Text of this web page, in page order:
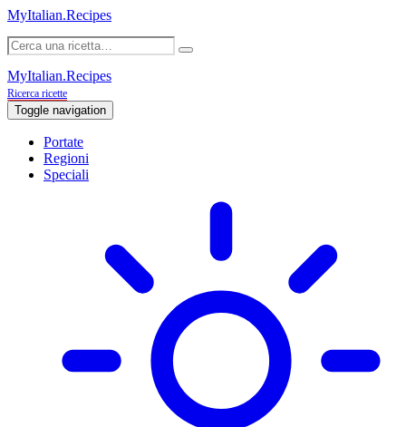
MyItalian.Recipes
MyItalian.Recipes
Ricerca ricette
Toggle navigation
Portate
Regioni
Speciali